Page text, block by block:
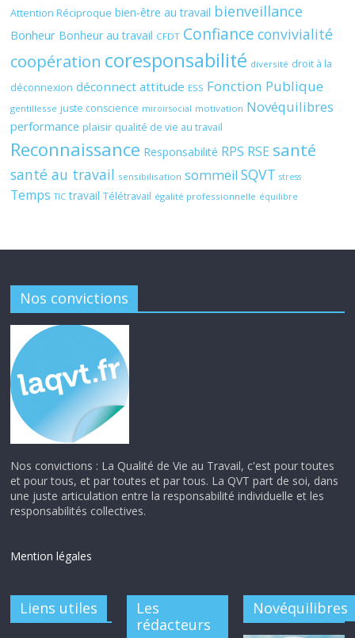
Attention Réciproque bien-être au travail bienveillance
Bonheur Bonheur au travail CFDT Confiance convivialité
coopération coresponsabilité diversité droit à la
déconnexion déconnect attitude ESS Fonction Publique
gentillesse juste conscience miroirsocial motivation Novéquilibres
performance plaisir qualité de vie au travail
Reconnaissance Responsabilité RPS RSE santé
santé au travail sensibilisation sommeil SQVT stress
Temps TIC travail Télétravail égalité professionnelle équilibre
Nos convictions
Nos convictions : La Qualité de Vie au Travail, c'est pour toutes
et pour tous, et par toutes et par tous. La QVT part de soi, dans
une juste articulation entre la responsabilité individuelle et les
responsabilités collectives.
Mention légales
Liens utiles
Les
rédacteurs
Novéquilibres